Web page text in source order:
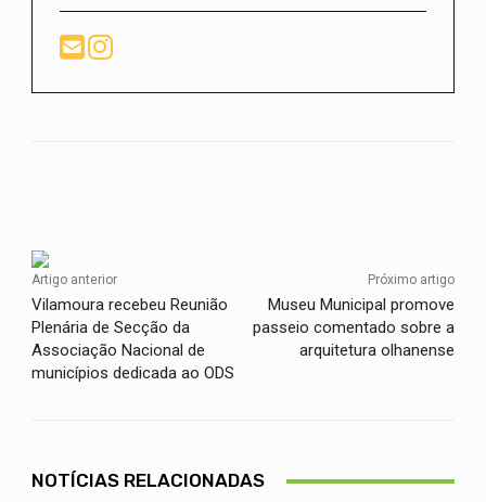
Artigo anterior
Vilamoura recebeu Reunião
Plenária de Secção da
Associação Nacional de
municípios dedicada ao ODS
Próximo artigo
Museu Municipal promove
passeio comentado sobre a
arquitetura olhanense
NOTÍCIAS RELACIONADAS